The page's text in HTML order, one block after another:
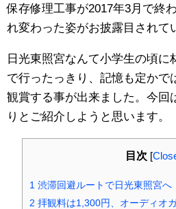
保存修理工事が2017年3月で終
れ変わった姿がお披露目されて
日光東照宮なんて小学生の頃に
で行ったっきり、記憶も定かで
観賞する事が出来ました。今回
りとご紹介しようと思います。
目次 [
1 渋滞回避ルートで日光東照宮へ
2 拝観料は1,300円、オーディオ